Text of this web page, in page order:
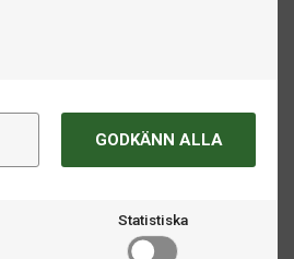
GODKÄNN ALLA
Statistiska